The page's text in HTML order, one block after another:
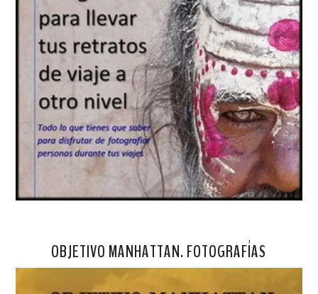
OBJETIVO MANHATTAN. FOTOGRAFÍAS